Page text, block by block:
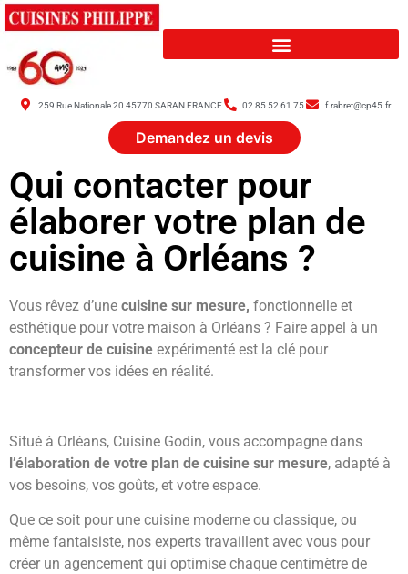
259 Rue Nationale 20 45770 SARAN FRANCE 02 85 52 61 75 f.rabret@cp45.fr
Demandez un devis
Qui contacter pour
élaborer votre plan de
cuisine à Orléans ?
Vous rêvez d’une cuisine sur mesure, fonctionnelle et
esthétique pour votre maison à Orléans ? Faire appel à un
concepteur de cuisine expérimenté est la clé pour
transformer vos idées en réalité.
Situé à Orléans, Cuisine Godin, vous accompagne dans
l’élaboration de votre plan de cuisine sur mesure, adapté à
vos besoins, vos goûts, et votre espace.
Que ce soit pour une cuisine moderne ou classique, ou
même fantaisiste, nos experts travaillent avec vous pour
créer un agencement qui optimise chaque centimètre de